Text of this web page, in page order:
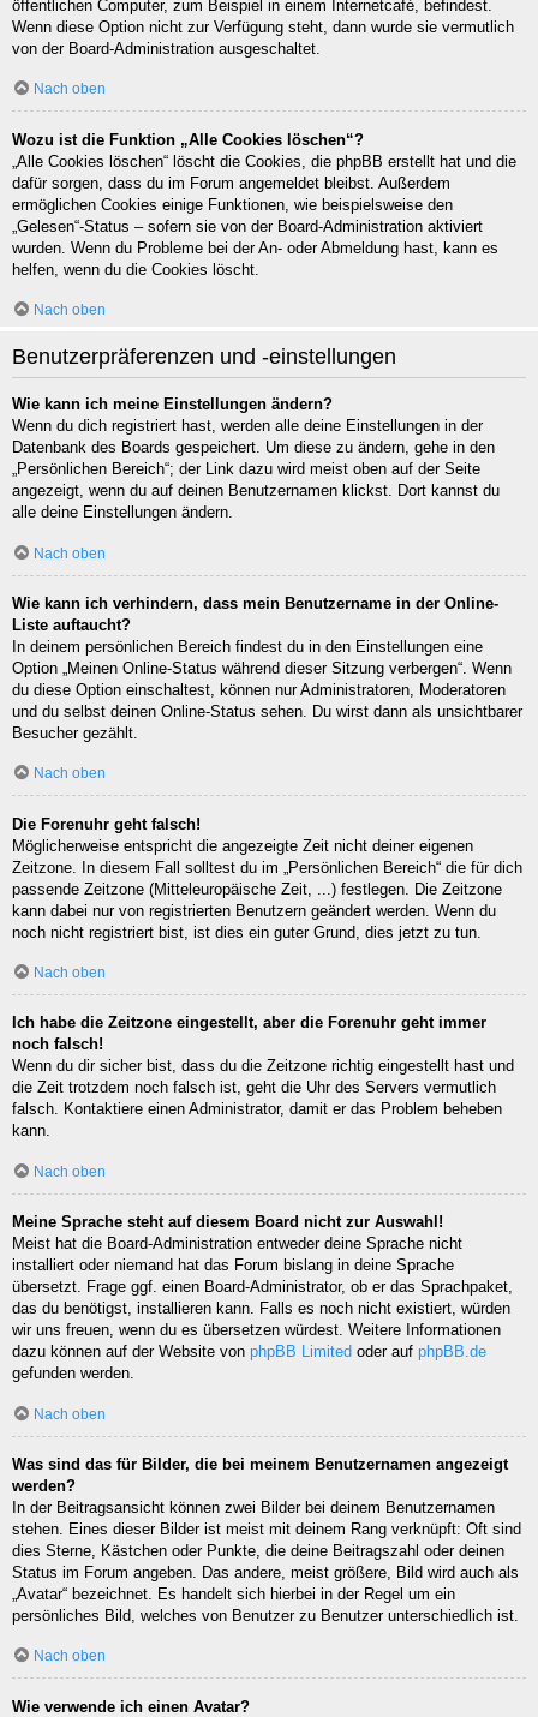
öffentlichen Computer, zum Beispiel in einem Internetcafé, befindest.
Wenn diese Option nicht zur Verfügung steht, dann wurde sie vermutlich
von der Board-Administration ausgeschaltet.
Nach oben
Wozu ist die Funktion „Alle Cookies löschen“?
„Alle Cookies löschen“ löscht die Cookies, die phpBB erstellt hat und die
dafür sorgen, dass du im Forum angemeldet bleibst. Außerdem
ermöglichen Cookies einige Funktionen, wie beispielsweise den
„Gelesen“-Status – sofern sie von der Board-Administration aktiviert
wurden. Wenn du Probleme bei der An- oder Abmeldung hast, kann es
helfen, wenn du die Cookies löscht.
Nach oben
Benutzerpräferenzen und -einstellungen
Wie kann ich meine Einstellungen ändern?
Wenn du dich registriert hast, werden alle deine Einstellungen in der
Datenbank des Boards gespeichert. Um diese zu ändern, gehe in den
„Persönlichen Bereich“; der Link dazu wird meist oben auf der Seite
angezeigt, wenn du auf deinen Benutzernamen klickst. Dort kannst du
alle deine Einstellungen ändern.
Nach oben
Wie kann ich verhindern, dass mein Benutzername in der Online-
Liste auftaucht?
In deinem persönlichen Bereich findest du in den Einstellungen eine
Option „Meinen Online-Status während dieser Sitzung verbergen“. Wenn
du diese Option einschaltest, können nur Administratoren, Moderatoren
und du selbst deinen Online-Status sehen. Du wirst dann als unsichtbarer
Besucher gezählt.
Nach oben
Die Forenuhr geht falsch!
Möglicherweise entspricht die angezeigte Zeit nicht deiner eigenen
Zeitzone. In diesem Fall solltest du im „Persönlichen Bereich“ die für dich
passende Zeitzone (Mitteleuropäische Zeit, ...) festlegen. Die Zeitzone
kann dabei nur von registrierten Benutzern geändert werden. Wenn du
noch nicht registriert bist, ist dies ein guter Grund, dies jetzt zu tun.
Nach oben
Ich habe die Zeitzone eingestellt, aber die Forenuhr geht immer
noch falsch!
Wenn du dir sicher bist, dass du die Zeitzone richtig eingestellt hast und
die Zeit trotzdem noch falsch ist, geht die Uhr des Servers vermutlich
falsch. Kontaktiere einen Administrator, damit er das Problem beheben
kann.
Nach oben
Meine Sprache steht auf diesem Board nicht zur Auswahl!
Meist hat die Board-Administration entweder deine Sprache nicht
installiert oder niemand hat das Forum bislang in deine Sprache
übersetzt. Frage ggf. einen Board-Administrator, ob er das Sprachpaket,
das du benötigst, installieren kann. Falls es noch nicht existiert, würden
wir uns freuen, wenn du es übersetzen würdest. Weitere Informationen
dazu können auf der Website von phpBB Limited oder auf phpBB.de
gefunden werden.
Nach oben
Was sind das für Bilder, die bei meinem Benutzernamen angezeigt
werden?
In der Beitragsansicht können zwei Bilder bei deinem Benutzernamen
stehen. Eines dieser Bilder ist meist mit deinem Rang verknüpft: Oft sind
dies Sterne, Kästchen oder Punkte, die deine Beitragszahl oder deinen
Status im Forum angeben. Das andere, meist größere, Bild wird auch als
„Avatar“ bezeichnet. Es handelt sich hierbei in der Regel um ein
persönliches Bild, welches von Benutzer zu Benutzer unterschiedlich ist.
Nach oben
Wie verwende ich einen Avatar?